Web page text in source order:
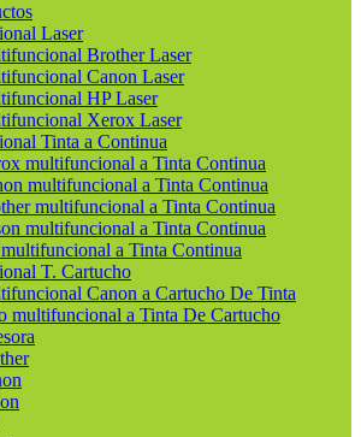
Laser
Brother Laser
Canon Laser
HP Laser
Xerox Laser
Tinta a Continua
multifuncional a Tinta Continua
multifuncional a Tinta Continua
multifuncional a Tinta Continua
multifuncional a Tinta Continua
a Tinta Continua
T. Cartucho
Canon a Cartucho De Tinta
multifuncional a Tinta De Cartucho